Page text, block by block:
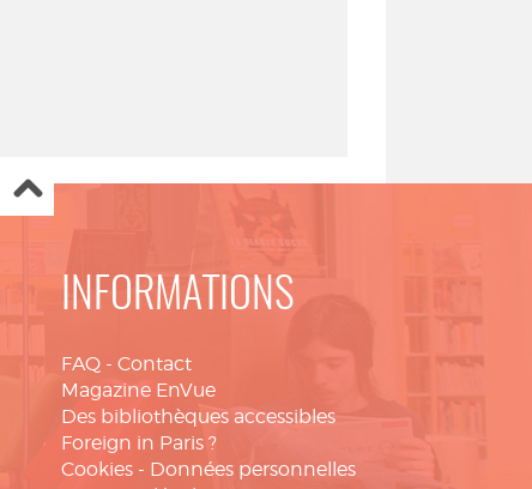
INFORMATIONS
FAQ - Contact
Magazine EnVue
Des bibliothèques accessibles
Foreign in Paris ?
Cookies - Données personnelles